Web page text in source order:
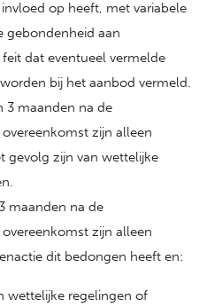
op heeft, met variabele
gebondenheid aan
dat eventueel vermelde
bij het aanbod vermeld.
3 maanden na de
zijn alleen
gevolg zijn van wettelijke
maanden na de
zijn alleen
dit bedongen heeft en:
wettelijke regelingen of